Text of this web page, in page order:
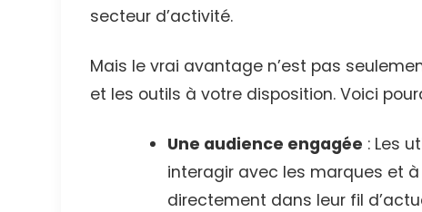
secteur d’activité.
Mais le vrai avantage n’est pas
et les outils à votre disposition. Voici
Une audience engagée : Les
interagir avec les marques et
directement dans leur fil